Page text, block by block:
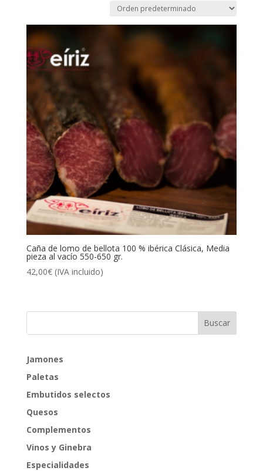
Caña de lomo de bellota 100 % ibérica Clásica, Media
pieza al vacío 550-650 gr.
42,00€ (IVA incluido)
Jamones
Paletas
Embutidos selectos
Quesos
Complementos
Vinos y Ginebra
Especialidades